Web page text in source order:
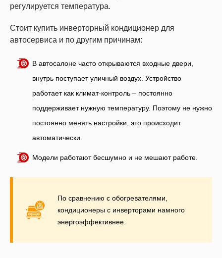
регулируется температура.
Стоит купить инверторный кондиционер для
автосервиса и по другим причинам:
В автосалоне часто открываются входные двери,
внутрь поступает уличный воздух. Устройство
работает как климат-контроль – постоянно
поддерживает нужную температуру. Поэтому не нужно
постоянно менять настройки, это происходит
автоматически.
Модели работают бесшумно и не мешают работе.
По сравнению с обогревателями,
кондиционеры с инверторами намного
энергоэффективнее.